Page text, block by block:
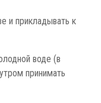
и прикладывать к
воде (в
принимать